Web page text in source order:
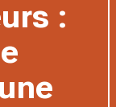
: